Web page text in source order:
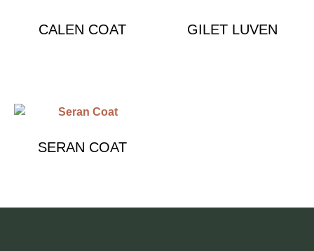
CALEN COAT GILET LUVEN
SERAN COAT